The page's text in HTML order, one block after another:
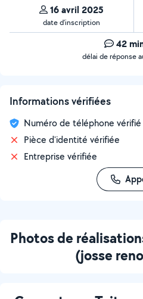
16 avril 2025
date d’inscription
42
délai de réponse
Informations vérifiées
Numéro de téléphone vérifié
Pièce d'identité vérifiée
Entreprise vérifiée
Photos de
(josse